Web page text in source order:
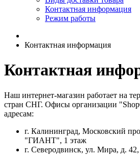
Контактная информация
Режим работы
Контактная информация
Контактная
Наш интернет-магазин работает на
стран СНГ. Офисы организации
адресам:
г. Калининград, Московский
"ГИАНТ", 1 этаж
г. Северодвинск, ул. Мира, д.